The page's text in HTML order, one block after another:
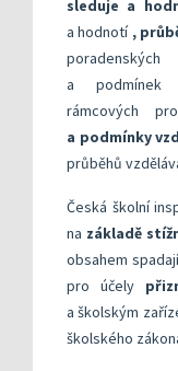
sleduje a
a hodnotí,
a podmínek
rámcových
a podmínky
průběhů
Česká školní
na základě
obsahem
pro účely
a školským
školského